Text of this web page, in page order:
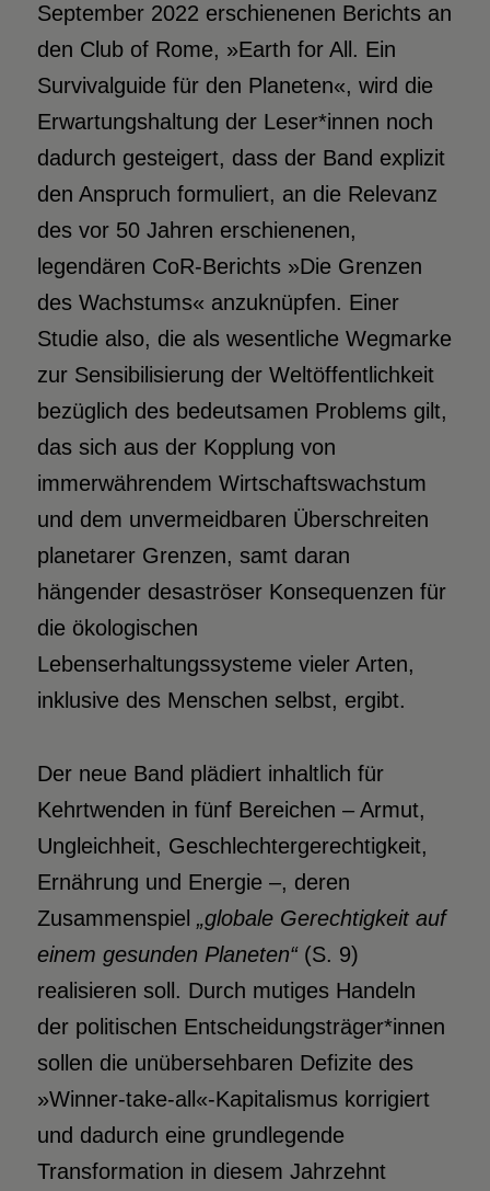
September 2022 erschienenen Berichts an
den Club of Rome, »Earth for All. Ein
Survivalguide für den Planeten«, wird die
Erwartungshaltung der Leser*innen noch
dadurch gesteigert, dass der Band explizit
den Anspruch formuliert, an die Relevanz
des vor 50 Jahren erschienenen,
legendären CoR-Berichts »Die Grenzen
des Wachstums« anzuknüpfen. Einer
Studie also, die als wesentliche Wegmarke
zur Sensibilisierung der Weltöffentlichkeit
bezüglich des bedeutsamen Problems gilt,
das sich aus der Kopplung von
immerwährendem Wirtschaftswachstum
und dem unvermeidbaren Überschreiten
planetarer Grenzen, samt daran
hängender desaströser Konsequenzen für
die ökologischen
Lebenserhaltungssysteme vieler Arten,
inklusive des Menschen selbst, ergibt.
Der neue Band plädiert inhaltlich für
Kehrtwenden in fünf Bereichen – Armut,
Ungleichheit, Geschlechtergerechtigkeit,
Ernährung und Energie –, deren
Zusammenspiel „globale Gerechtigkeit auf
einem gesunden Planeten“(S. 9)
realisieren soll. Durch mutiges Handeln
der politischen Entscheidungsträger*innen
sollen die unübersehbaren Defizite des
»Winner-take-all«-Kapitalismus korrigiert
und dadurch eine grundlegende
Transformation in diesem Jahrzehnt